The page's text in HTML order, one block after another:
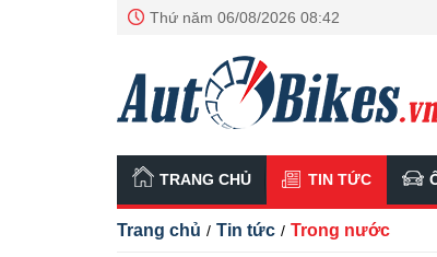
Thứ năm 06/08/2026 08:42
TRANG CHỦ TIN TỨC
Trang chủ / Tin tức / Trong nước